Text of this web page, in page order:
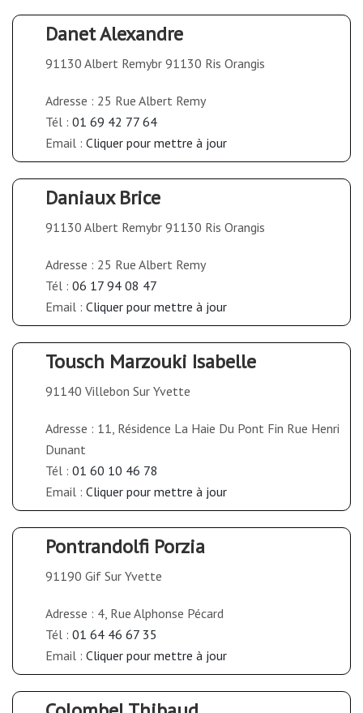
Danet Alexandre
91130 Albert Remybr 91130 Ris Orangis
Adresse : 25 Rue Albert Remy
Tél : 01 69 42 77 64
Email : Cliquer pour mettre à jour
Daniaux Brice
91130 Albert Remybr 91130 Ris Orangis
Adresse : 25 Rue Albert Remy
Tél : 06 17 94 08 47
Email : Cliquer pour mettre à jour
Tousch Marzouki Isabelle
91140 Villebon Sur Yvette
Adresse : 11, Résidence La Haie Du Pont Fin Rue Henri
Dunant
Tél : 01 60 10 46 78
Email : Cliquer pour mettre à jour
Pontrandolfi Porzia
91190 Gif Sur Yvette
Adresse : 4, Rue Alphonse Pécard
Tél : 01 64 46 67 35
Email : Cliquer pour mettre à jour